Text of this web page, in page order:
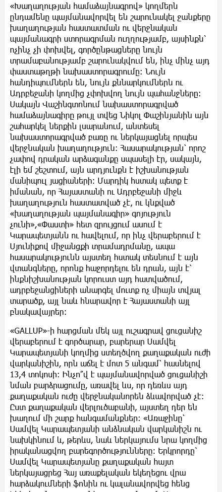
«Խաղաղության համաձայնագրով» կողմերն
ընդամենը պայմանավորվել են շարունակել ջանքերը
խաղաղության հաստատման ու վերջնական
պայմանագրի ստորագրման ուղղությամբ, այսինքն՝
ոչինչ չի փոխվել, գործընթացները նույն
տրամաբանությամբ շարունակվում են, ինչ մինչ այդ
փաստաթղթի նախաստորագրումը։ Նույն
հանդիպումներն են, նույն քննարկումներն ու
Ադրբեջանի կողմից չփոխվող նույն պահանջները:
Սակայն Վաշինգտոնում նախաստորագրված
համաձայնագիրը թույլ տվեց Նիկոլ Փաշինյանին այն
շահարկել ներքին լսարանում, անտեսել
նախաստորագրված բառը ու ներկայացնել որպես
վերջնական խաղաղություն։ Հասարակության՝ որոշ
չափով դրական արձագանքը սպասելի էր, սակայն,
էլի եմ շեշտում, այն արդյունքն է իշխանության
մանիպուլ յացիաների։ Մարդիկ հստակ պետք է
իմանան, որ Հայաստանի ու Ադրբեջանի միջև
խաղաղություն հաստատված չէ, ու կնքված
«խաղաղության պայմանագիր» գոյություն
չունի»,«Փաստի» հետ զրույցում ասում է
Կարապետյանն ու հավելում, որ ինչ վերաբերում է
Սյունիքով միջանցքի տրամադրմանը, ապա
հասարակությունն այստեղ հստակ տեսնում է այն
վտանգները, որոնք հաջորդելու են դրան, այն է՝
ինքնիշխանության կորուստ այդ հատվածում,
ադրբեջանցիների անարգել մուտք ոչ միայն տվյալ
տարածք, այլ նաև հնարավոր է Հայաստանի այլ
բնակավայրեր։
«GALLUP»-ի հարցման մեկ այլ ուշագրավ ցուցանիշ
վերաբերում է գործարար, բարերար Սամվել
Կարապետյանի կողմից ստեղծվող քաղաքական ուժի
վարկանիշին, որն աճել է մոտ 5 անգամ՝ հասնելով
13,4 տոկոսի։ Ինչո՞վ է պայմանավորված ցուցանիշի
նման բարձրացումը, առավել ևս, որ դեռևս այդ
քաղաքական ուժը վերջնականորեն ձևավորված չէ։
Ըստ քաղաքական վերլուծաբանի, այստեղ դեր են
խաղում մի շարք հանգամանքներ։ «Առաջինը՝
Սամվել Կարապետյանի անձնական վարկանիշն ու
նախկինում և, թերևս, նաև ներկայումս նրա կողմից
իրականացվող բարեգործությունները։ Երկրորդը՝
Սամվել Կարապետյանը քաղաքական հայտ
ներկայացրեց Հայ առաքելական եկեղեցու վրա
հարձակումների ֆոնին ու կալանավորվեց հենց